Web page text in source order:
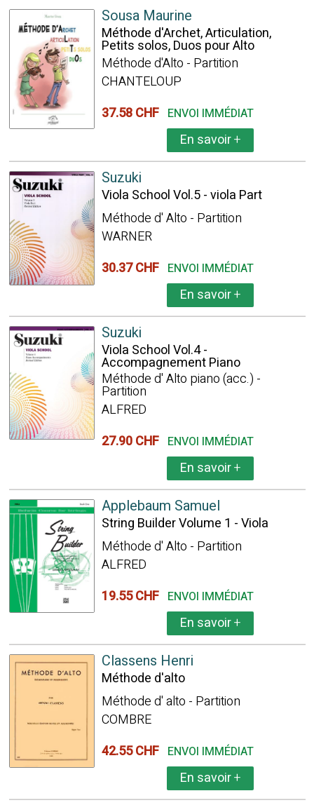
Sousa Maurine
Méthode d'Archet, Articulation,
Petits solos, Duos pour Alto
Méthode d'Alto - Partition
CHANTELOUP
37.58 CHF ENVOI IMMÉDIAT
En savoir+
Suzuki
Viola School Vol.5 - viola Part
Méthode d' Alto - Partition
WARNER
30.37 CHF ENVOI IMMÉDIAT
En savoir+
Suzuki
Viola School Vol.4 -
Accompagnement Piano
Méthode d' Alto piano (acc.) -
Partition
ALFRED
27.90 CHF ENVOI IMMÉDIAT
En savoir+
Applebaum Samuel
String Builder Volume 1 - Viola
Méthode d' Alto - Partition
ALFRED
19.55 CHF ENVOI IMMÉDIAT
En savoir+
Classens Henri
Méthode d'alto
Méthode d' alto - Partition
COMBRE
42.55 CHF ENVOI IMMÉDIAT
En savoir+